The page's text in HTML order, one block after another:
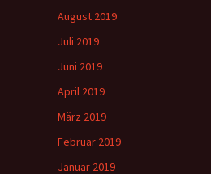
August 2019
Juli 2019
Juni 2019
April 2019
März 2019
Februar 2019
Januar 2019